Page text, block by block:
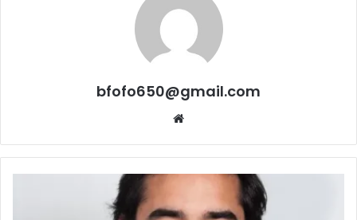
bfofo650@gmail.com
Website